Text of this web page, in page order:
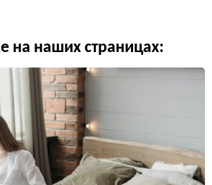
на наших страницах: